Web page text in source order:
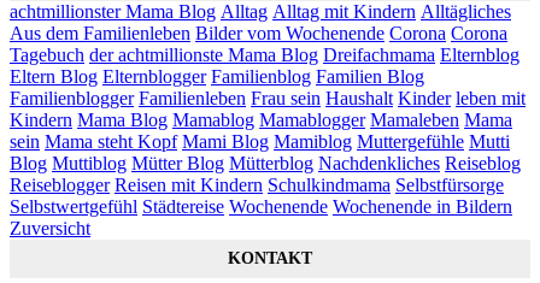
achtmillionster Mama Blog Alltag Alltag mit Kindern Alltägliches
Aus dem Familienleben Bilder vom Wochenende Corona Corona
Tagebuch der achtmillionste Mama Blog Dreifachmama Elternblog
Eltern Blog Elternblogger Familienblog Familien Blog
Familienblogger Familienleben Frau sein Haushalt Kinder leben mit
Kindern Mama Blog Mamablog Mamablogger Mamaleben Mama
sein Mama steht Kopf Mami Blog Mamiblog Muttergefühle Mutti
Blog Muttiblog Mütter Blog Mütterblog Nachdenkliches Reiseblog
Reiseblogger Reisen mit Kindern Schulkindmama Selbstfürsorge
Selbstwertgefühl Städtereise Wochenende Wochenende in Bildern
Zuversicht
KONTAKT